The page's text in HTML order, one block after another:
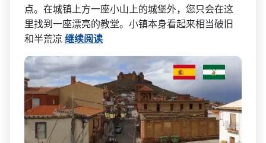
点。在城镇上方一座小山上­的城堡外，您只会在这
里找到一座漂亮的教堂。小镇本­身看起来相当破旧
和半荒凉 继续阅读